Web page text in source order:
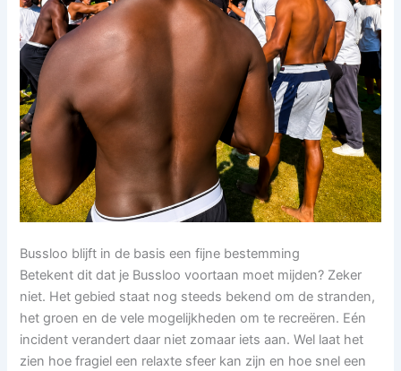
Bussloo blijft in de basis een fijne bestemming
Betekent dit dat je Bussloo voortaan moet mijden? Zeker
niet. Het gebied staat nog steeds bekend om de stranden,
het groen en de vele mogelijkheden om te recreëren. Eén
incident verandert daar niet zomaar iets aan. Wel laat het
zien hoe fragiel een relaxte sfeer kan zijn en hoe snel een